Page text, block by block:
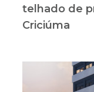
telhado de
Criciúma